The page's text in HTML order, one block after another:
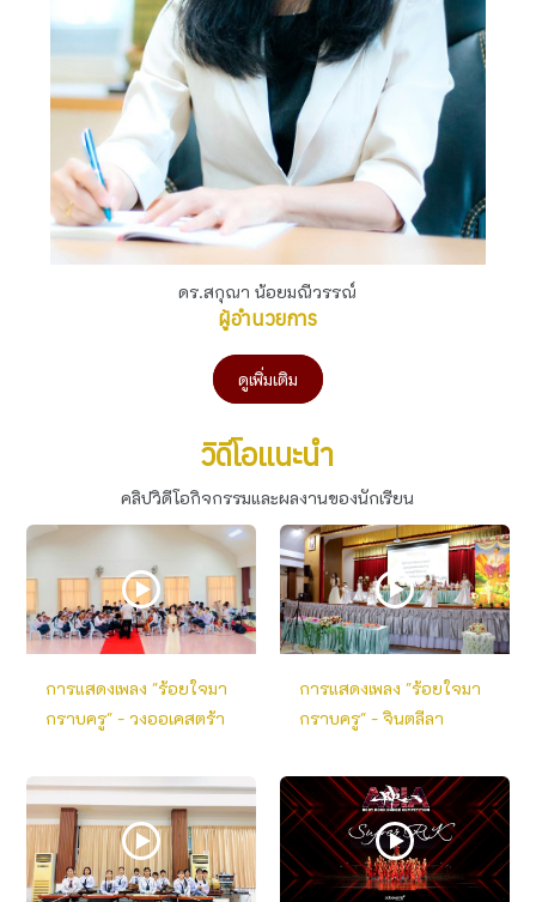
ดร.สกุณา น้อยมณีวรรณ์
ผู้อำนวยการ
ดูเพิ่มเติม
วิดีโอแนะนำ
คลิปวิดีโอกิจกรรมและผลงานของนักเรียน
การแสดงเพลง "ร้อยใจมา
กราบครู" - วงออเคสตร้า
การแสดงเพลง "ร้อยใจมา
กราบครู" - จินตลีลา